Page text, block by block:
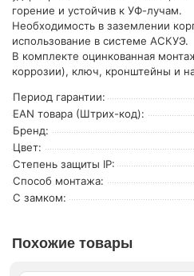
горение и устойчив к УФ-лучам.
Необходимость в заземлении
использование в системе АСКУЭ.
В комплекте оцинкованная
коррозии), ключ, кронштейны и
Период гарантии:
EAN товара (Штрих-код):
Бренд:
Цвет:
Степень защиты IP:
Способ монтажа:
С замком:
Похожие товары